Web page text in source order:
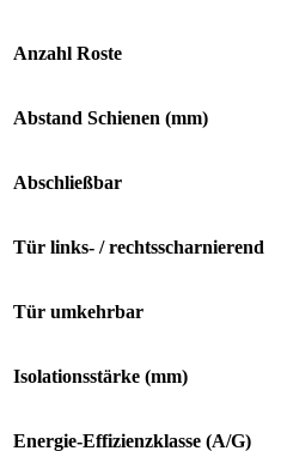
Anzahl Roste
Abstand Schienen (mm)
Abschließbar
Tür links- / rechtsscharnierend
Tür umkehrbar
Isolationsstärke (mm)
Energie-Effizienzklasse (A/G)